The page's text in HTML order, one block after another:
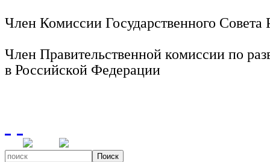
Член Комиссии Государственного
Член Правительственной комиссии по
в Российской Федерации
Поиск